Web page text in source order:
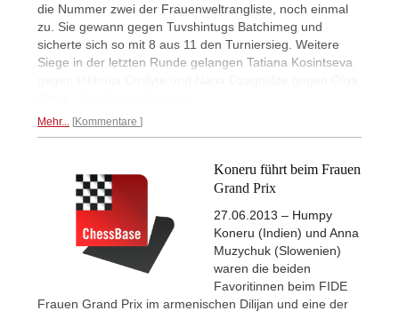
die Nummer zwei der Frauenweltrangliste, noch einmal
zu. Sie gewann gegen Tuvshintugs Batchimeg und
sicherte sich so mit 8 aus 11 den Turniersieg. Weitere
Siege in der letzten Runde gelangen Tatiana Kosintseva
Mehr... Kommentare
Koneru führt beim Frauen
Grand Prix
27.06.2013 – Humpy
Koneru (Indien) und Anna
Muzychuk (Slowenien)
waren die beiden
Favoritinnen beim FIDE
Frauen Grand Prix im armenischen Dilijan und eine der